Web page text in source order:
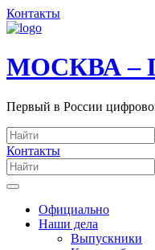
Контакты
МОСКВА –
Первый в России
Контакты
Официально
Наши дела
Выпускники